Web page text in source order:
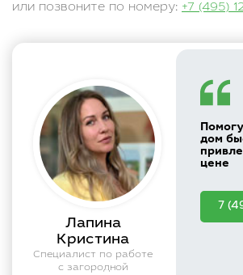
или позвоните по номеру: +7 (495)
Лапина
Кристина
Специалист по работе
с загородной
дом
цене
7